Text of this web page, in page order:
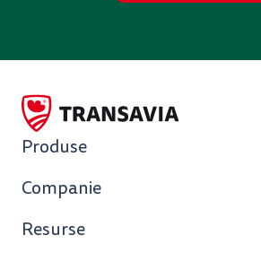
Produse
Companie
Resurse